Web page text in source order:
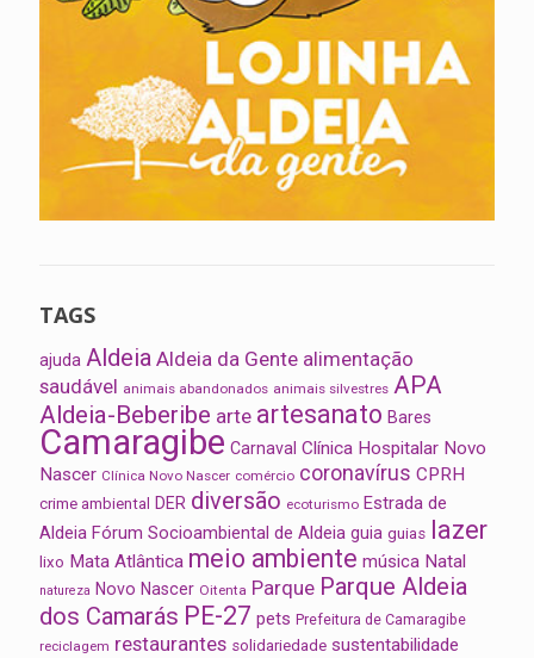
TAGS
ajuda Aldeia Aldeia da Gente alimentação
saudável animais abandonados animais silvestres APA
Aldeia-Beberibe arte artesanato Bares
Camaragibe Carnaval Clínica Hospitalar Novo
Nascer Clínica Novo Nascer comércio coronavírus CPRH
crime ambiental DER diversão ecoturismo Estrada de
Aldeia Fórum Socioambiental de Aldeia guia guias lazer
lixo Mata Atlântica meio ambiente música Natal
natureza Novo Nascer Oitenta Parque Parque Aldeia
dos Camarás PE-27 pets Prefeitura de Camaragibe
reciclagem restaurantes solidariedade sustentabilidade